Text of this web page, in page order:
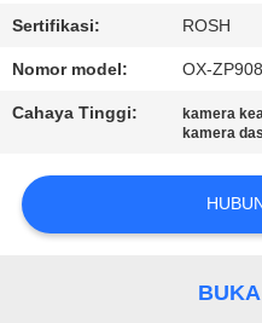
KONTROL
KUALITAS
KAMI
Sertifikasi: ROSH
Nomor model: OX-ZP908
Cahaya Tinggi: kamera
kamera